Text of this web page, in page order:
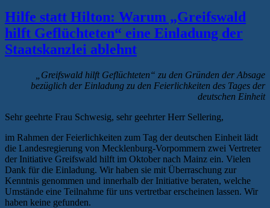
Hilfe statt Hilton: Warum „Greifswald
hilft Geflüchteten“ eine Einladung der
Staatskanzlei ablehnt
„Greifswald hilft Geflüchteten“ zu den Gründen der Absage
bezüglich der Einladung zu den Feierlichkeiten des Tages der
deutschen Einheit
Sehr geehrte Frau Schwesig, sehr geehrter Herr Sellering,
im Rahmen der Feierlichkeiten zum Tag der deutschen Einheit lädt
die Landesregierung von Mecklenburg-Vorpommern zwei Vertreter
der Initiative Greifswald hilft im Oktober nach Mainz ein. Vielen
Dank für die Einladung. Wir haben sie mit Überraschung zur
Kenntnis genommen und innerhalb der Initiative beraten, welche
Umstände eine Teilnahme für uns vertretbar erscheinen lassen. Wir
haben keine gefunden.